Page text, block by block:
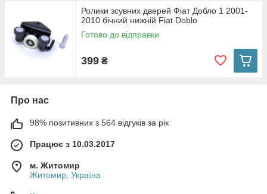
Ролики зсувних дверей Фіат Добло 1 2001-
2010 бічний нижній Fiat Doblo
Готово до відправки
399 ₴
Про нас
98% позитивних з 564 відгуків за рік
Працює з 10.03.2017
м. Житомир
Житомир, Україна